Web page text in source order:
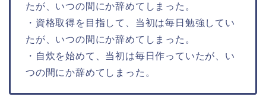
たが、いつの間にか辞めてしまった。
・資格取得を目指して、当初は毎日勉強してい
たが、いつの間にか辞めてしまった。
・自炊を始めて、当初は毎日作っていたが、い
つの間にか辞めてしまった。